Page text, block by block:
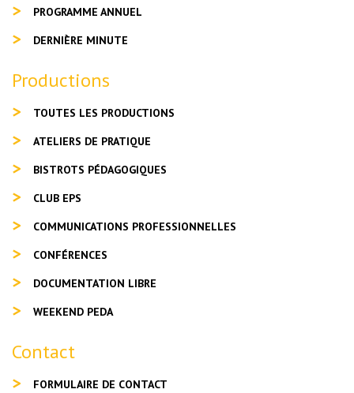
PROGRAMME ANNUEL
DERNIÈRE MINUTE
Productions
TOUTES LES PRODUCTIONS
ATELIERS DE PRATIQUE
BISTROTS PÉDAGOGIQUES
CLUB EPS
COMMUNICATIONS PROFESSIONNELLES
CONFÉRENCES
DOCUMENTATION LIBRE
WEEKEND PEDA
Contact
FORMULAIRE DE CONTACT